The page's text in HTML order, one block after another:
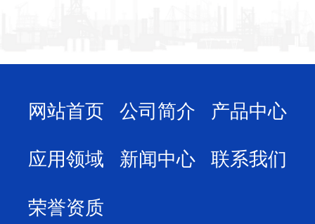
网站首页 公司简介 产品中心
应用领域 新闻中心 联系我们
荣誉资质